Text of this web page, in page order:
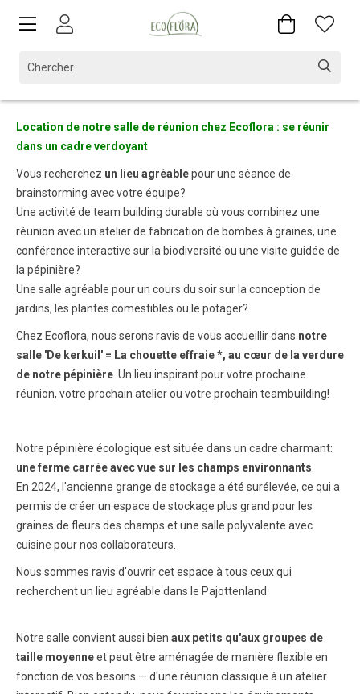
Location de notre salle de réunion chez Ecoflora : se réunir
dans un cadre verdoyant
Vous recherchez un lieu agréablepour une séance de
brainstorming avec votre équipe?
Une activité de team building durable où vous combinez une
réunion avec un atelier de fabrication de bombes à graines, une
conférence interactive sur la biodiversité ou une visite guidée de
la pépinière?
Une salle agréable pour un cours du soir sur la conception de
jardins, les plantes comestibles ou le potager?
Chez Ecoflora, nous serons ravis de vous accueillir dans notre
salle 'De kerkuil' = La chouette effraie *, au cœur de la verdure
de notre pépinière . Un lieu inspirant pour votre prochaine
réunion, votre prochain atelier ou votre prochain teambuilding!
Notre pépinière écologique est située dans un cadre charmant:
une ferme carrée avec vue sur les champs environnants
En 2024, l'ancienne grange de stockage a été surélevée, ce qui a
permis de créer un espace de stockage plus grand pour les
graines de fleurs des champs et une salle polyvalente avec
cuisine pour nos collaborateurs.
Nous sommes ravis d'ouvrir cet espace à tous ceux qui
recherchent un lieu agréable dans le Pajottenland.
Notre salle convient aussi bien aux petits qu'aux groupes de
taille moyenneet peut être aménagée de manière flexible en
fonction de vos besoins — d'une réunion classique à un atelier